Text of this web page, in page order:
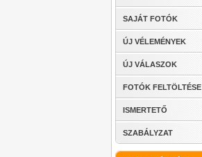
SAJÁT FOTÓK
ÚJ VÉLEMÉNYEK
ÚJ VÁLASZOK
FOTÓK FELTÖLTÉSE
ISMERTETŐ
SZABÁLYZAT